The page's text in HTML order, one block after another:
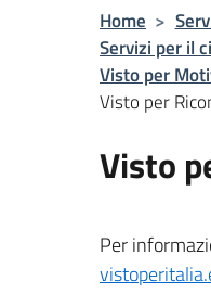
Home >
Servizi per il
Visto per
Visto per
Visto
Per